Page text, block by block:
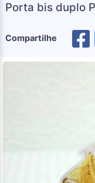
Porta bis duplo
Compartilhe